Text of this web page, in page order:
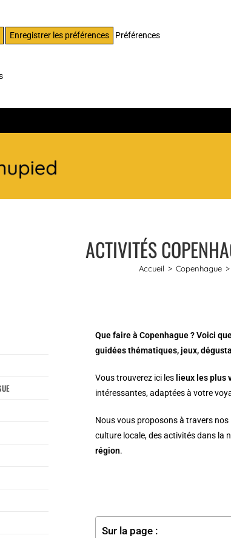
Enregistrer les préférences Préférences
ACTIVITÉS
Accueil > Copenhague >
Que faire à Copenhague ? Voici
guidées thématiques, jeux,
Vous trouverez ici les lieux les plus
intéressantes, adaptées à votre
Nous vous proposons à travers nos
culture locale, des activités dans la
région.
Sur la page :